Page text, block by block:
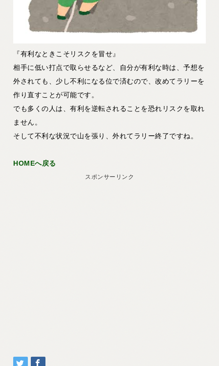
『有利なときこそリスクを冒せ』
相手に低い打点で取らせるなど、自分が有利な時は、予想を
外されても、少し不利になる位で済むので、改めてラリーを
作り直すことが可能です。
でも多くの人は、有利を逆転されることを恐れリスクを取れ
ません。
そして不利な状況で山を張り、外れてラリー終了ですね。
HOMEへ戻る
スポンサーリンク